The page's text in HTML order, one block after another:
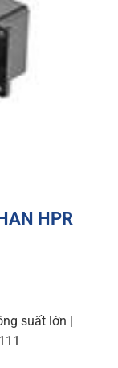
HPR
suất lớn |